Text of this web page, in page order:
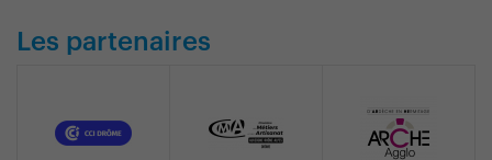
Les partenaires